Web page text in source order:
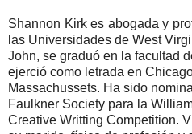
Shannon Kirk es abogada y
las Universidades de West
John, se graduó en la facultad
ejerció como letrada en
Massachussets. Ha sido
Faulkner Society para la
Creative Writting Competition.